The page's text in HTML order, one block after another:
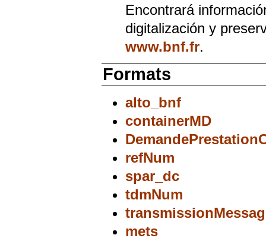
Encontrará
digitalización y
www.bnf.fr.
Formats
alto_bnf
containerMD
refNum
spar_dc
tdmNum
mets